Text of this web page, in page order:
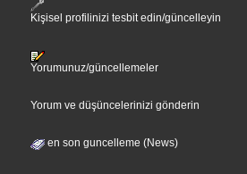
Kişisel profilinizi tesbit edin/güncelleyin
Yorumunuz/güncellemeler
Yorum ve düşüncelerinizi gönderin
en son guncelleme (News)